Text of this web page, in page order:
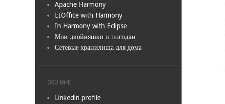
Apache Harmony
EIOffice with Harmony
In Harmony with Eclipse
Мои двойняшки и погодки
Сетевые хранилища для дома
ОБО МНЕ
Linkedin profile